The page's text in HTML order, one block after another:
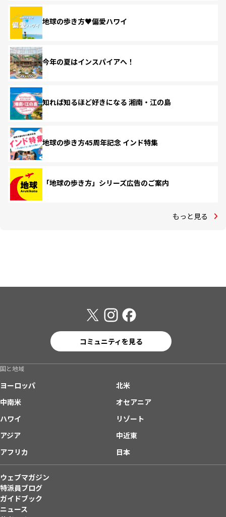
地球の歩き方♥偏愛ハワイ
今年の夏はインスパイアへ！
知れば知るほど好きになる 湘南・江の島
地球の歩き方45周年記念 インド特集
「地球の歩き方」シリーズ広告のご案内
もっと見る
コミュニティを見る
国と地域
ヨーロッパ
北米
中南米
オセアニア
ハワイ
リゾート
アジア
中近東
アフリカ
日本
ウェブマガジン
特派員ブログ
ガイドブック
ニュース